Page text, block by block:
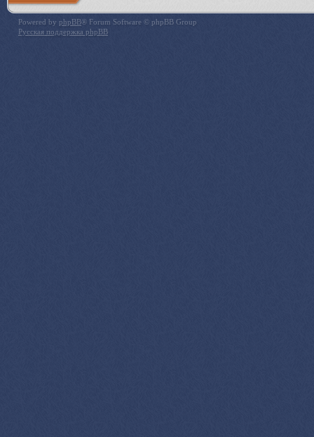
Powered by phpBB® Forum Software © phpBB Group
Русская поддержка phpBB